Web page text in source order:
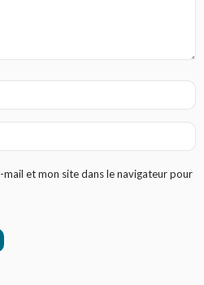
et mon site dans le navigateur pour